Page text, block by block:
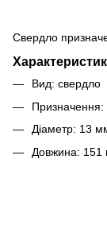
Свердло
Вид: свердло
Призначення:
Діаметр: 13
Довжина: 151